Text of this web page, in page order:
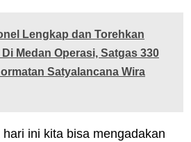
Lengkap dan Torehkan
Medan Operasi, Satgas 330
Satyalancana Wira
ini kita bisa mengadakan